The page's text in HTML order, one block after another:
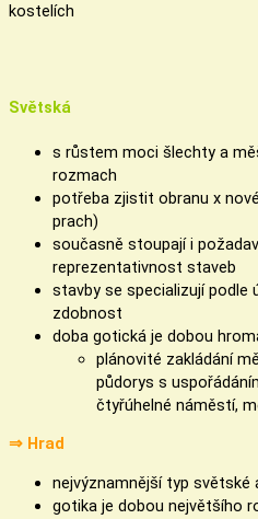
kostelích
Světská
s růstem moci šlechty a
rozmach
potřeba zjistit obranu x
prach)
současně stoupají i
reprezentativnost staveb
stavby se specializují podle
zdobnost
doba gotická je dobou
plánovité zakládání
půdorys s
čtyřúhelné náměstí,
⇒ Hrad
nejvýznamnější typ světské
gotika je dobou největšího